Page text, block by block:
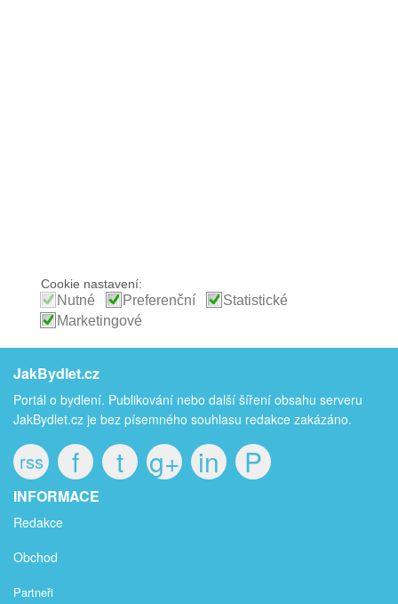
JakBydlet.cz
Portál o bydlení. Publikování nebo další šíření obsahu serveru
JakBydlet.cz je bez písemného souhlasu redakce zakázáno.
rss f t g+ in P
INFORMACE
Redakce
Obchod
Partneři
Cookie nastavení:
Nutné Preferenční
Statistické
Marketingové